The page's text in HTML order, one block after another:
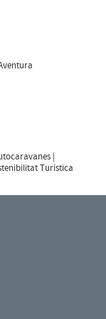
Turística